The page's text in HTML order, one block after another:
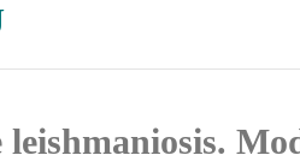
leishmaniosis.